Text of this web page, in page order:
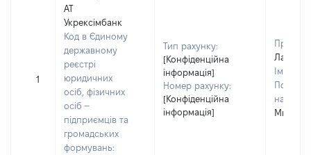
1
АТ
Укрексімбанк
Код в Єдиному
державному
реєстрі
юридичних
осіб, фізичних
осіб –
підприємців та
громадських
формувань:
Тип рахунку:
[Конфіденційна
інформація]
Номер рахунку:
[Конфіденційна
інформація]
Ім'я:
По